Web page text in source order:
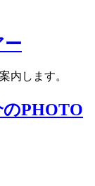
内します。